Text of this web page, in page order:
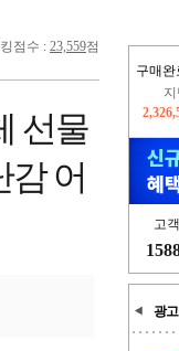
구매완
고
광고
점수 : 23,559점
선물
어